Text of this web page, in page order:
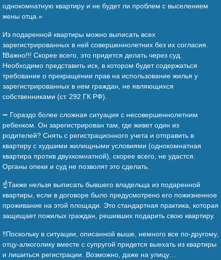
однокомнатную квартиру и не будет ли проблем с выселением
жены отца.»
Из подаренной квартиры можно выписать всех
зарегистрированных в ней совершеннолетних без их согласия.
❗Важно!!! Скорее всего, это придется делать через суд.
Необходимо представить иск, в котором будет содержаться
требование о прекращении прав на использование жилья у
зарегистрированных в нем граждан, не являющихся
собственниками (ст. 292 ГК РФ).
➖ Гораздо более сложная ситуация с несовершеннолетним
ребенком. Он зарегистрирован там, где живет один из
родителей? Снять с регистрационного учета и отправить в
квартиру с худшими жилищными условиями (однокомнатная
квартира против двухкомнатной), скорее всего, не удастся.
Органы опеки и суд не позволят это сделать.
☝️Также нельзя выписать бывшего владельца из подаренной
квартиры, если в договоре было предусмотрено его пожизненное
проживание на этой площади. Это стандартная практика, которая
защищает пожилых граждан, решивших подарить свою квартиру.
‼️Поскольку в ситуации, описанной выше, немного все по-другому,
отцу-алкоголику вместе с супругой придется выехать из квартиры
и лишиться регистрации. Возможно, даже на улицу…